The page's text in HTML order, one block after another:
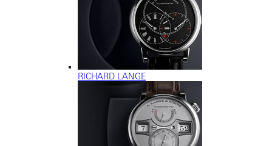
RICHARD LANGE